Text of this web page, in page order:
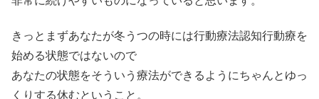
きっとまずあなたが冬うつの時には行動療法認知行動療を
始める状態ではないので
あなたの状態をそういう療法ができるようにちゃんとゆっ
くりする休むということ。